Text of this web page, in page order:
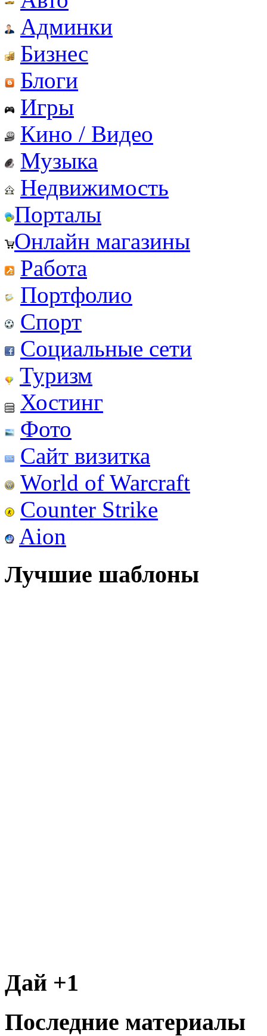
Админки
Бизнес
Блоги
Игры
Кино / Видео
Музыка
Недвижимость
Порталы
Онлайн магазины
Работа
Портфолио
Спорт
Социальные сети
Туризм
Хостинг
Фото
Сайт визитка
World of Warcraft
Counter Strike
Aion
Лучшие шаблоны
Дай +1
Последние материалы